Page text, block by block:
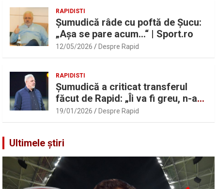
RAPIDISTI
Șumudică râde cu poftă de Șucu:
„Așa se pare acum…“ | Sport.ro
12/05/2026 Despre Rapid
RAPIDISTI
Șumudică a criticat transferul
făcut de Rapid: „Îi va fi greu, n-am
înțeles”
19/01/2026 Despre Rapid
Ultimele știri